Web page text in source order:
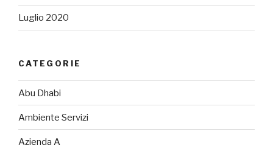
Luglio 2020
CATEGORIE
Abu Dhabi
Ambiente Servizi
Azienda A